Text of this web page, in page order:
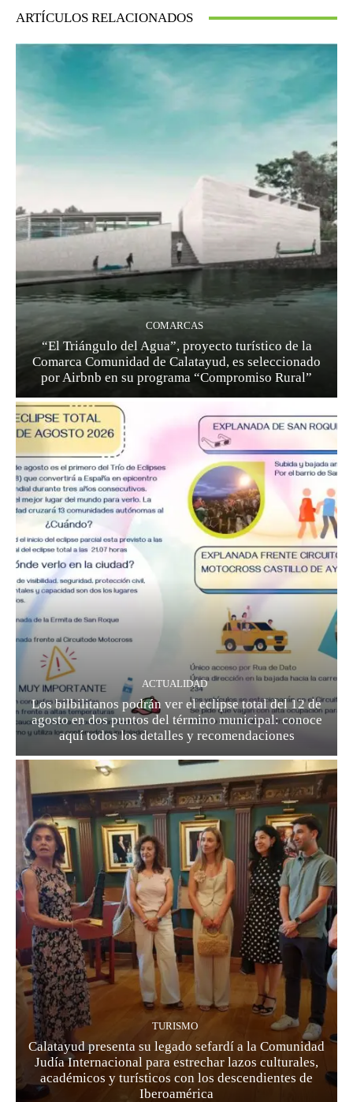
ARTÍCULOS RELACIONADOS
COMARCAS
“El Triángulo del Agua”, proyecto turístico de la
Comarca Comunidad de Calatayud, es seleccionado
por Airbnb en su programa “Compromiso Rural”
ACTUALIDAD
Los bilbilitanos podrán ver el eclipse total del 12 de
agosto en dos puntos del término municipal: conoce
aquí todos los detalles y recomendaciones
TURISMO
Calatayud presenta su legado sefardí a la Comunidad
Judía Internacional para estrechar lazos culturales,
académicos y turísticos con los descendientes de
Iberoamérica